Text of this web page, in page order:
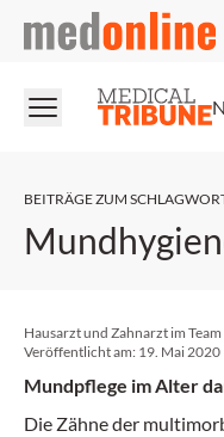
medonline
BEITRÄGE ZUM
Hausarzt und Zahnarzt im Team
Veröffentlicht am: 19. Mai 2020
Mundpflege im Alter
Die Zähne der